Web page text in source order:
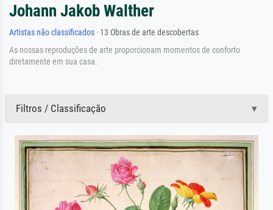
Johann Jakob Walther
Artistas não classificados · 13 Obras de arte descobertas
As nossas reproduções de arte proporcionam momentos de conforto
diretamente em sua casa.
Filtros / Classificação